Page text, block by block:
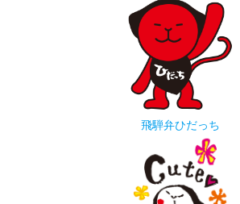
飛騨弁ひだっち